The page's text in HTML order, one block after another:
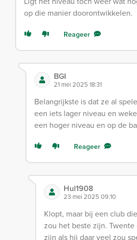
op die manier doorontwikkelen.
Reageer
BGI
21 mei 2025 18:31
Belangrijkste is dat ze al
een iets lager niveau en
een hoger niveau en op de
Reageer
Hul1908
23 mei 2025 09:10
Klopt, maar bij een club
zou het beste zijn.
zijn als hij daar veel zou